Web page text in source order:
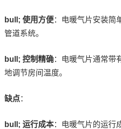
bull; 使用方便：电暖气片安装简
管道系统。
bull; 控制精确：电暖气片通常带
地调节房间温度。
缺点：
bull; 运行成本：电暖气片的运行